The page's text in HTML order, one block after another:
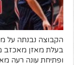
הקבוצה נבנתה על
ופתיחת עונה רעה